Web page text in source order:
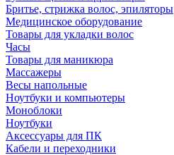
Бритье, стрижка волос, эпиляторы
Медицинское оборудование
Товары для укладки волос
Часы
Товары для маникюра
Массажеры
Весы напольные
Ноутбуки и компьютеры
Моноблоки
Ноутбуки
Аксессуары для ПК
Кабели и переходники